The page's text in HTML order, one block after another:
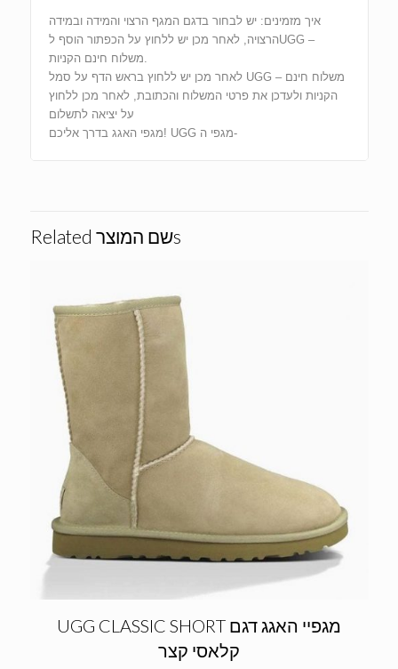
איך מזמינים: יש לבחור בדגם המגף הרצוי והמידה ובמידה
הרצויה, לאחר מכן יש ללחוץ על הכפתור הוסף לUGG –
לאחר מכן יש ללחוץ בראש הדף על סמל UGG – משלוח חינם
הקניות ולעדכן את פרטי המשלוח והכתובת, לאחר מכן ללחוץ
על יציאה לתשלום
מגפי האגג בדרך אליכם! UGG מגפי ה-
Related שם המוצרs
UGG CLASSIC SHORT מגפיי האגג דגם
קלאסי קצר